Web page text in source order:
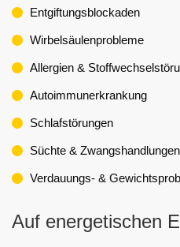
Entgiftungsblockaden
Wirbelsäulenprobleme
Allergien &
Autoimmunerkrankung
Schlafstörungen
Süchte & Zwangshandlungen
Verdauungs- &
Auf energetischen